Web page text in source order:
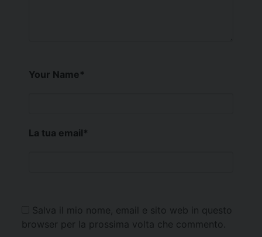
Your Name*
La tua email*
Salva il mio nome, email e sito web in questo
browser per la prossima volta che commento.